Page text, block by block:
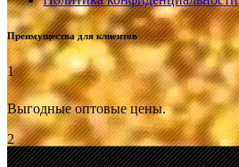
Преимущества для клиентов
1
Выгодные оптовые цены.
2